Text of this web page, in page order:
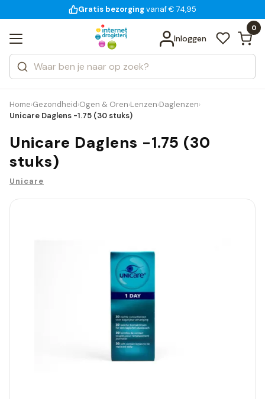
voor 18:00 uur besteld
Gratis bezorgingvanaf € 74,95
14 dagen bedenktijd
Inloggen
0
Zoeken
Categorieën
Merken
Bekijk alle resultaten
Home›Gezondheid›Ogen & Oren›Lenzen›Daglenzen›
Unicare Daglens -1.75 (30 stuks)
Unicare Daglens -1.75 (30
stuks)
Unicare